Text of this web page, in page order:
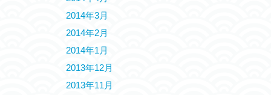
2014年3月
2014年2月
2014年1月
2013年12月
2013年11月